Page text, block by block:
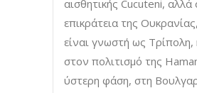
αισθητικής Cucuteni, αλλά
επικράτεια της
είναι γνωστή ως Τρίπολη,
στον πολιτισμό της
ύστερη φάση, στη